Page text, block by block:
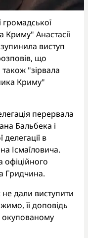
громадської
Криму" Анастасії
виступ
що
"зірвала
Криму"
перервала
Бальбека і
в
Ісмаїловича.
офіційного
Гридчина.
дали виступити
її доповідь
окупованому